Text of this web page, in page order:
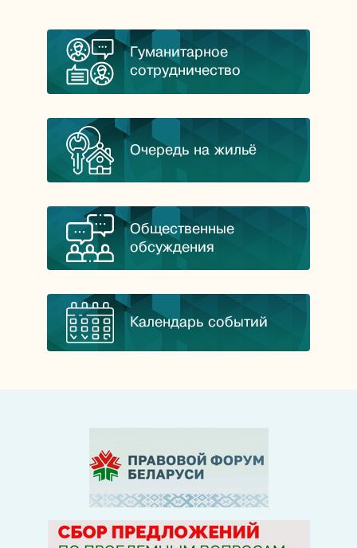
Гуманитарное
сотрудничество
Очередь на жильё
Общественные
обсуждения
Календарь событий